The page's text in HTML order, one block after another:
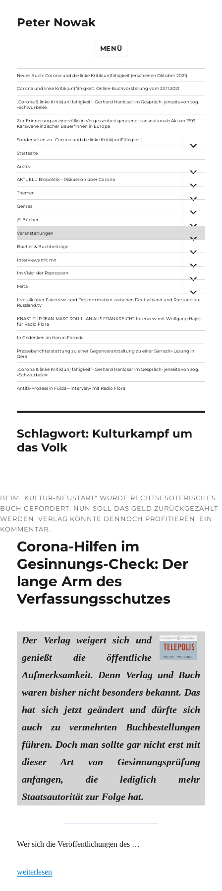
Peter Nowak
MENÜ
Neues Buch: Corona und die linke Kritik(un)fähigkeit (erschienen Oktober 2021)
Corona und linke Kritik(un)fähigkeit. Online-Buchvorstellung vom 23.11.2021
„Corona & linke Kritik(un) fähigkeit“- Gerhard Hanloser im Gespräch- jenseits von sog.
»Schwurbelei«
Zur Erinnerung an eine völlig in Vergessenheit geratene transnationale Aktion 1999:
Karawane indischer Bauer*innen in Europa
Sonderseiten zu…Corona und die linke Kritik(un)Fähigkeit).
anzeigen
Startseite
Archiv
anzeigen
AKTUELL: Biopolitik – Diskussion über Corona
anzeigen
Themen
anzeigen
Genres
anzeigen
@ Bücher…
Veranstaltungen
anzeigen
Bücher & Buchbeiträge
anzeigen
Interviews mit mir
anzeigen
Im Visier der Repression
anzeigen
Meta
anzeigen
Livetalk über Fakenews und Desinformation zwischen Deutschland und Russland auf
Russland.tv
KNAST FÜR JEAN-MARC ROUILLAN AUS FRANKREICH? Interview mit Wolfgang Hajek
für Radio Flora
In Gedenken an Harun Farocki
Presseberichterstattung zu einer Gegenveranstaltung zu einer Sarrazin-Lesung in
Gera
„Corona & linke Kritik(un) fähigkeit“- Gerhard Hanloser im Gespräch- jenseits von sog.
»Schwurbelei«
Antifa-Prozess in Fulda – Interview mit Radio Flora
Schlagwort: Kulturkampf um
das Volk
BEIM "KULTUR-NEUSTART" WURDE RECHTSESOTERISCHES
BUCH GEFÖRDERT. NUN SOLL DAS GELD ZURÜCKGEZAHLT
WERDEN. VERLAG KÖNNTE DENNOCH PROFITIEREN. EIN
KOMMENTAR.
Corona-Hilfen im
Gesinnungs-Check: Der
lange Arm des
Verfassungsschutzes
Der Verlag weigert sich und
genießt die öffentliche
Aufmerksamkeit. Denn Verlag und Buch
waren bisher nicht besonders bekannt. Das
hat sich jetzt geändert und dürfte sich
auch zu vermehrten Buchbestellungen
führen. Doch man sollte gar nicht erst mit
dieser Art von Gesinnungsprüfung
anfangen, die lediglich mehr
Staatsautorität zur Folge hat.
Wer sich die Veröffentlichungen des …
„Corona-Hilfen im Gesinnungs-Check: Der lange Arm des
weiterlesen